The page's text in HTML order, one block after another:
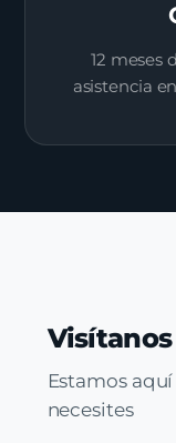
12 meses
asistencia
Estamos
necesites